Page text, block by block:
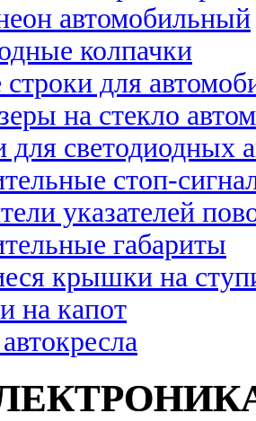
автомобильный
колпачки
для
на стекло
светодиодных
стоп-
указателей
габариты
крышки на
на капот